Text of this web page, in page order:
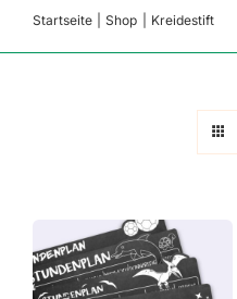
Startseite Shop Kreidestift